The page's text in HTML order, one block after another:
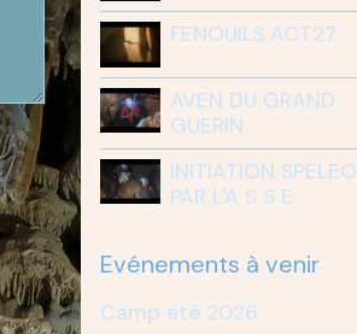
FENOUILS ACT27
AVEN DU GRAND
GUERIN
INITIATION SPELEO
PAR L'A S S E
Evénements à venir
Camp été 2026